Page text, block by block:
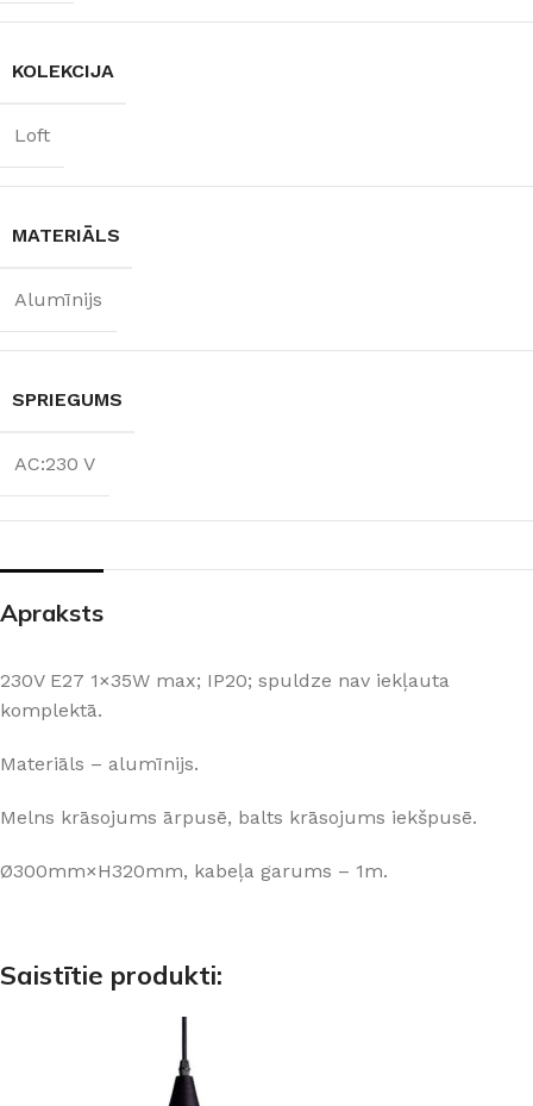
KOLEKCIJA
Loft
MATERIĀLS
Alumīnijs
SPRIEGUMS
AC:230 V
Apraksts
230V E27 1×35W max; IP20; spuldze nav iekļauta
komplektā.
Materiāls – alumīnijs.
Melns krāsojums ārpusē, balts krāsojums iekšpusē.
Ø300mm×H320mm, kabeļa garums – 1m.
Saistītie produkti: